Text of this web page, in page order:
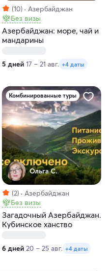
(10)
Азербайджан
Без визы
Азербайджан: море, чай и
мандарины
5 дней 17 – 21 авг. +4 даты
Комбинированные туры
Ольга С.
(2)
Азербайджан
Без визы
Загадочный Азербайджан.
Кубинское ханство
6 дней 20 – 25 авг. +4 даты